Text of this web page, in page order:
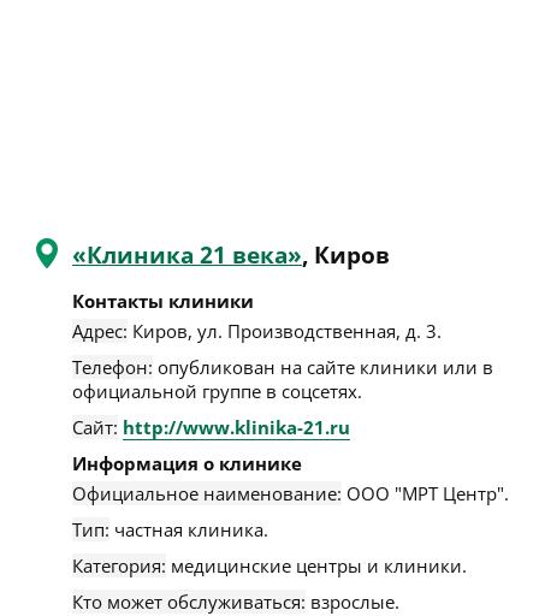
«Клиника 21 века», Киров
Контакты клиники
Адрес: Киров, ул. Производственная, д. 3.
Телефон: опубликован на сайте клиники или в
официальной группе в соцсетях.
Сайт: http://www.klinika-21.ru
Информация о клинике
Официальное наименование: ООО "МРТ Центр".
Тип: частная клиника.
Категория: медицинские центры и клиники.
Кто может обслуживаться: взрослые.